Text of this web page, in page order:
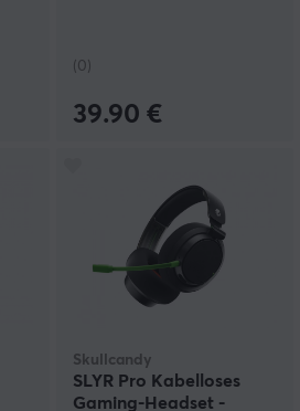
(0)
39.90 €
Skullcandy
SLYR Pro Kabelloses
Gaming-Headset -